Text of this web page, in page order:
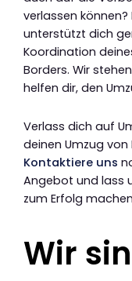
verlassen können?
unterstützt dich
Koordination
Borders. Wir
helfen dir, den
Verlass dich auf
deinen Umzug
Kontaktiere uns
Angebot und lass
zum Erfolg
Wir